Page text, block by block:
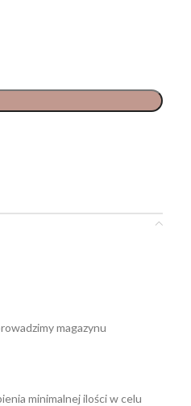
magazynu
minimalnej ilości w celu